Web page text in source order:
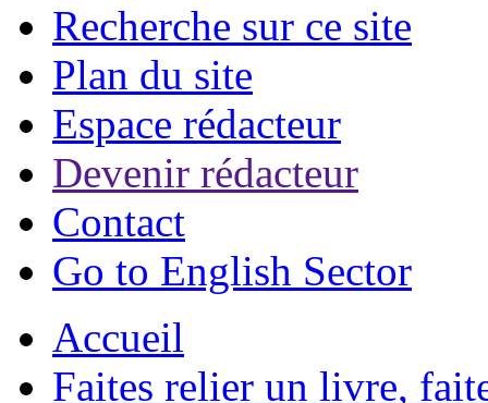
Recherche sur ce site
Plan du site
Espace rédacteur
Devenir rédacteur
Contact
Go to English Sector
Accueil
Faites relier un livre,